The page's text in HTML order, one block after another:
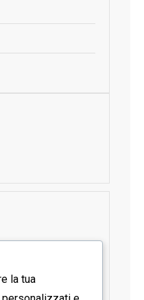
la tua